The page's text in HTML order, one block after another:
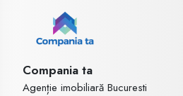
Compania ta
Agenție imobiliară Bucuresti